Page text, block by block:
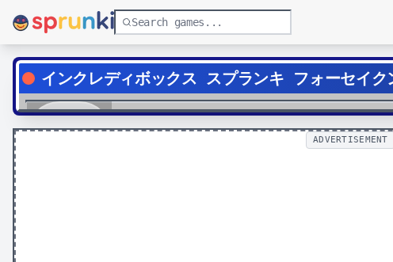
インクレディボックス スプランキ フォーセイク
Play ADVERTISEMENT